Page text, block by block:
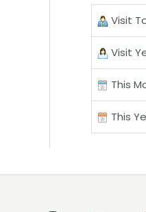
Visit
Visit
This
This